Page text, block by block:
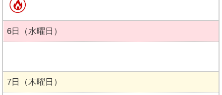
6日（水曜日）
7日（木曜日）